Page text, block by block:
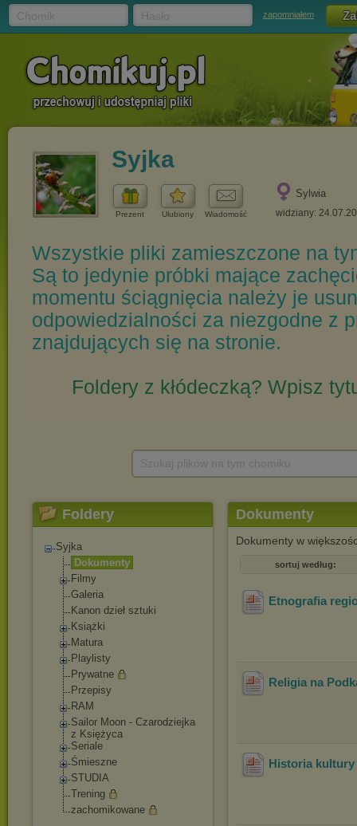
zapomniałem
Syjka
Prezent Ulubiony Wiadomość
Sylwia
widziany:
Foldery
Syjka
Dokumenty
Filmy
Galeria
Kanon dzieł sztuki
Książki
Matura
Playlisty
Prywatne
Przepisy
RAM
Sailor Moon - Czarodziejka
z Księżyca
Seriale
Śmieszne
STUDIA
Trening
zachomikowane
Dokumenty
Dokumenty w
sortuj według:
Etnografia
Religia na
Historia